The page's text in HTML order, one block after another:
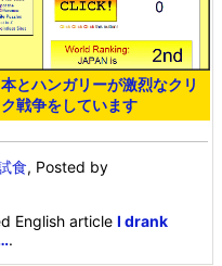
とハンガリーが激烈なクリ
ク戦争をしています
食, Posted by
English articleI drank
.